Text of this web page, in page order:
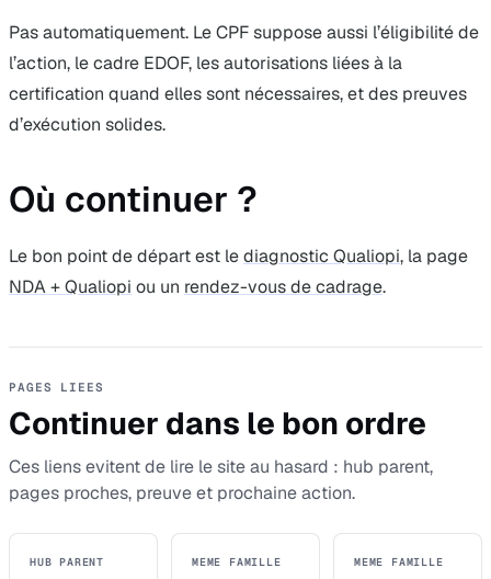
Pas automatiquement. Le CPF suppose aussi l’éligibilité de
l’action, le cadre EDOF, les autorisations liées à la
certification quand elles sont nécessaires, et des preuves
d’exécution solides.
Où continuer ?
Le bon point de départ est lediagnostic Qualiopi, la page
NDA + Qualiopi ou un rendez-vous de cadrage.
PAGES LIEES
Continuer dans le bon ordre
Ces liens evitent de lire le site au hasard : hub parent,
pages proches, preuve et prochaine action.
HUB PARENT MEME FAMILLE MEME FAMILLE